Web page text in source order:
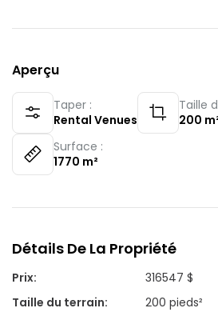
Aperçu
Taper :
Rental Venues
Taille
200
Surface :
1770 m²
Détails De La Propriété
Prix:
316547 $
Taille du terrain: 200 pieds²